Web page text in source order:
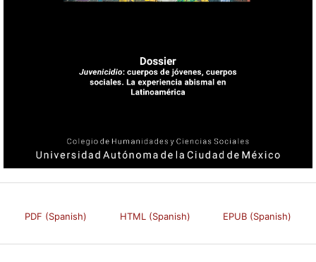
PDF (Spanish) HTML (Spanish) EPUB (Spanish)